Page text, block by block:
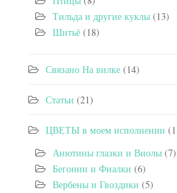
Тильда и другие куклы (13)
Шитьё (18)
Связано На вилке (14)
Статьи (21)
ЦВЕТЫ в моем исполнении
Анютины глазки и Виолы (7)
Бегонии и Фиалки (6)
Вербены и Гвоздики (5)